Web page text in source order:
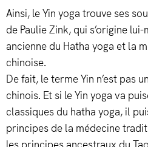
Ainsi, le Yin yoga trouve ses
de Paulie Zink, qui s’origine
ancienne du Hatha yoga et la
chinoise.
De fait, le terme Yin n’est pas
chinois. Et si le Yin yoga va
classiques du hatha yoga, il
principes de la médecine